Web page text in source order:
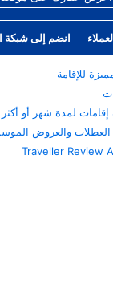
انضم إلى شبكة
للإقامة
لمدة شهر أو أكثر
والعروض
Traveller Review